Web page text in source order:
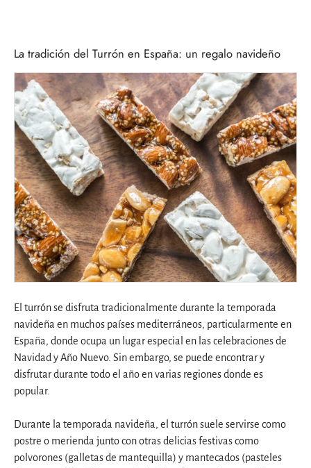
La tradición del Turrón en España: un regalo navideño
El turrón se disfruta tradicionalmente durante la temporada
navideña en muchos países mediterráneos, particularmente en
España, donde ocupa un lugar especial en las celebraciones de
Navidad y Año Nuevo. Sin embargo, se puede encontrar y
disfrutar durante todo el año en varias regiones donde es
popular.
Durante la temporada navideña, el turrón suele servirse como
postre o merienda junto con otras delicias festivas como
polvorones (galletas de mantequilla) y mantecados (pasteles